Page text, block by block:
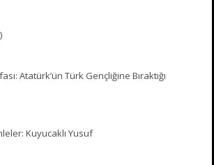
Atatürk’ün Türk Gençliğine Bıraktığı
Kuyucaklı Yusuf